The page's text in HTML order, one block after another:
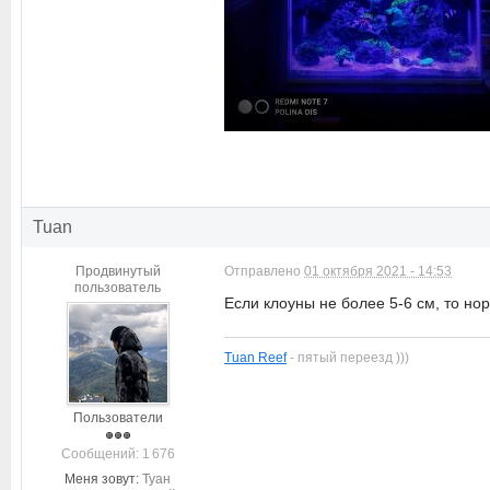
Tuan
Продвинутый
пользователь
Пользователи
Cообщений: 1 676
Меня зовут: Туан
Отправлено 01 октября 2021 - 14:53
Если клоуны не более 5-6 см, то
Tuan Reef- пятый переезд )))